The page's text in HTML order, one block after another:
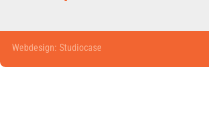
Webdesign: Studiocase